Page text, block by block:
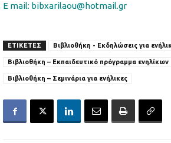
E mail: bibxarilaou@hotmail.gr
ΕΤΙΚΕΤΕΣ Βιβλιοθήκη - Εκδηλώσεις για
Βιβλιοθήκη – Εκπαιδευτικό πρόγραμμα ενηλίκων
Βιβλιοθήκη – Σεμινάρια για ενήλικες